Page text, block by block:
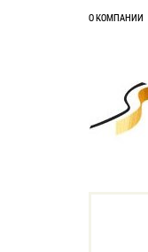
О КОМПАНИИ